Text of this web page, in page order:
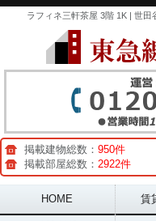
ラフィネ三軒茶屋 3階 1K | 世
掲載建物総数： 950件
掲載部屋総数： 2922件
Main menu
HOME 賃